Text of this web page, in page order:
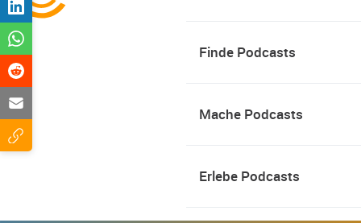
Finde Podcasts
Mache Podcasts
Erlebe Podcasts